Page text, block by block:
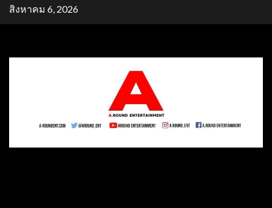
Skipสิงหาคม 6, 2026